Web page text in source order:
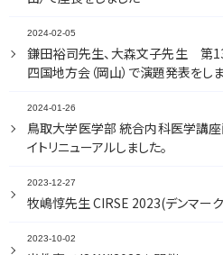
2024-02-05
鎌田裕司先生、大森文子先生 第
四国地方会（岡山）で演題発表をし
2024-01-26
鳥取大学医学部 統合内科医学講
イトリニューアルしました。
2023-12-27
牧嶋惇先生 CIRSE 2023(デンマー
2023-10-02